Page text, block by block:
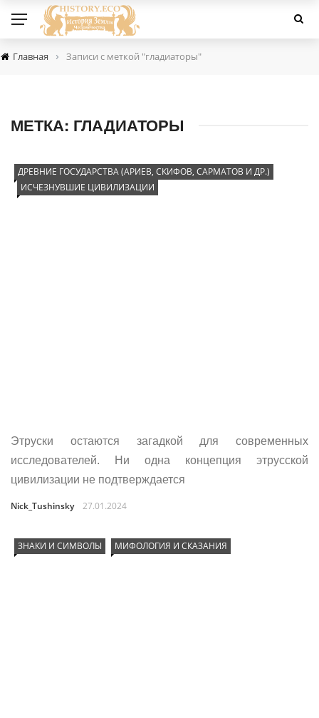
Главная › Записи с меткой "гладиаторы"
МЕТКА: ГЛАДИАТОРЫ
ДРЕВНИЕ ГОСУДАРСТВА (АРИЕВ, СКИФОВ, САРМАТОВ И ДР.)
ИСЧЕЗНУВШИЕ ЦИВИЛИЗАЦИИ
Этруски остаются загадкой для современных
исследователей. Ни одна концепция этрусской
цивилизации не подтверждается
Nick_Tushinsky 27.01.2024
ЗНАКИ И СИМВОЛЫ МИФОЛОГИЯ И СКАЗАНИЯ